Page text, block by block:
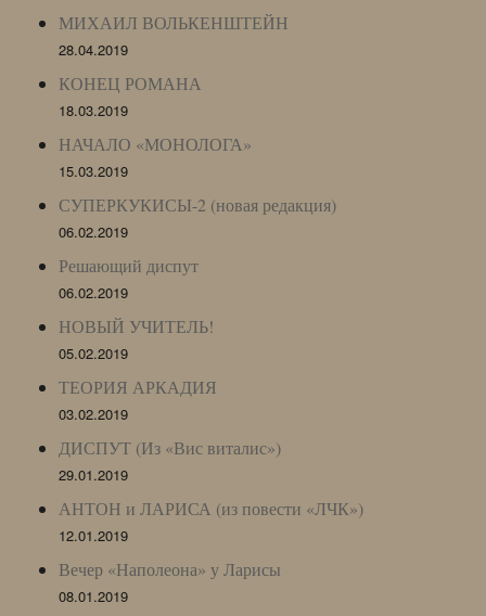
МИХАИЛ ВОЛЬКЕНШТЕЙН
28.04.2019
КОНЕЦ РОМАНА
18.03.2019
НАЧАЛО «МОНОЛОГА»
15.03.2019
СУПЕРКУКИСЫ-2 (новая редакция)
06.02.2019
Решающий диспут
06.02.2019
НОВЫЙ УЧИТЕЛЬ!
05.02.2019
ТЕОРИЯ АРКАДИЯ
03.02.2019
ДИСПУТ (Из «Вис виталис»)
29.01.2019
АНТОН и ЛАРИСА (из повести «ЛЧК»)
12.01.2019
Вечер «Наполеона» у Ларисы
08.01.2019